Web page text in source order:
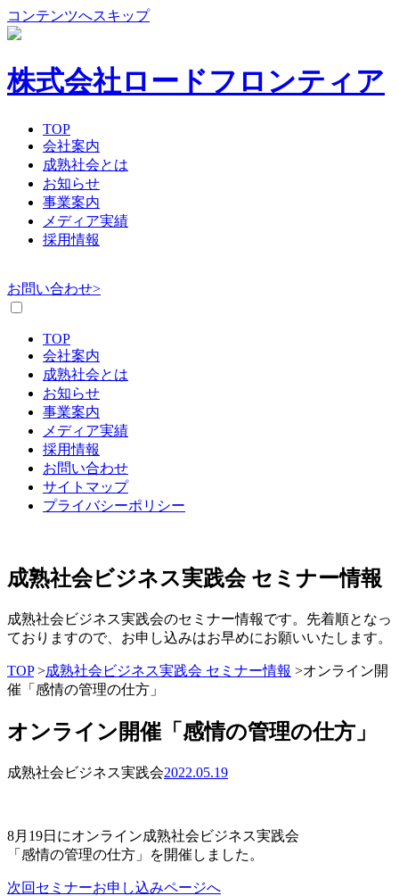
コンテンツへスキップ
株式会社ロードフロンティア
TOP
会社案内
成熟社会とは
お知らせ
事業案内
メディア実績
採用情報
お問い合わせ>
TOP
会社案内
成熟社会とは
お知らせ
事業案内
メディア実績
採用情報
お問い合わせ
サイトマップ
プライバシーポリシー
成熟社会ビジネス実践会 セミナー情報
成熟社会ビジネス実践会のセミナー情報です。先着順となっ
ておりますので、お申し込みはお早めにお願いいたします。
TOP>成熟社会ビジネス実践会 セミナー情報 >オンライン開
催「感情の管理の仕方」
オンライン開催「感情の管理の仕方」
成熟社会ビジネス実践会2022.05.19
8月19日にオンライン成熟社会ビジネス実践会
「感情の管理の仕方」を開催しました。
次回セミナーお申し込みページへ